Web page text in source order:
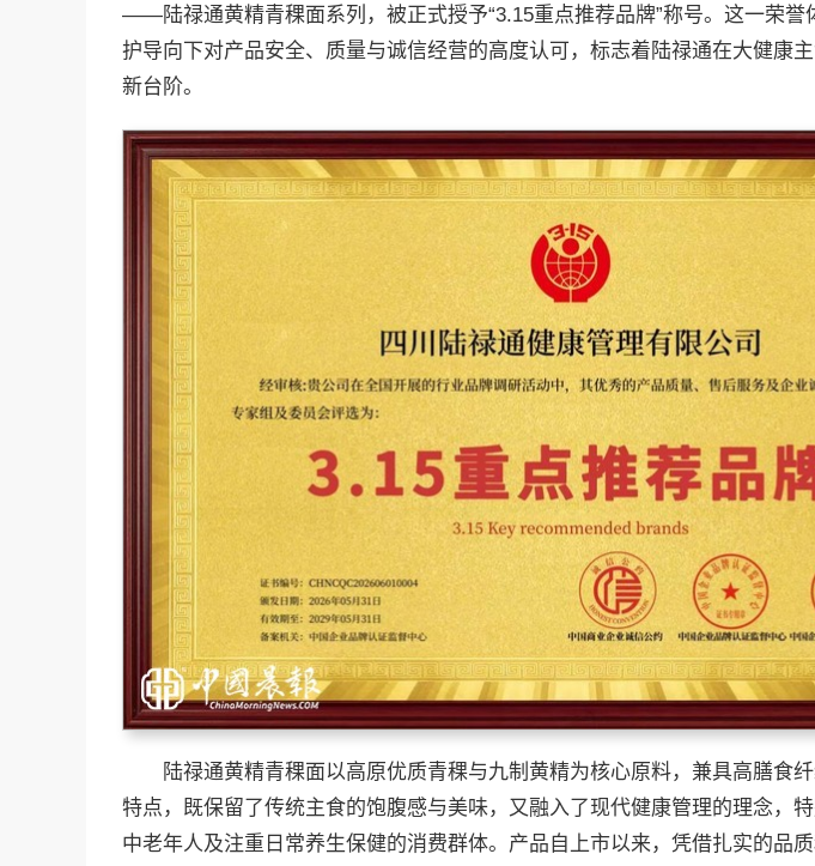
——陆禄通黄精青稞面系列，被正式授予“3.15重点推荐品牌”称号。这一荣誉
护导向下对产品安全、质量与诚信经营的高度认可，标志着陆禄通在大健康
新台阶。
陆禄通黄精青稞面以高原优质青稞与九制黄精为核心原料，兼具高膳食
特点，既保留了传统主食的饱腹感与美味，又融入了现代健康管理的理念，特
中老年人及注重日常养生保健的消费群体。产品自上市以来，凭借扎实的品质